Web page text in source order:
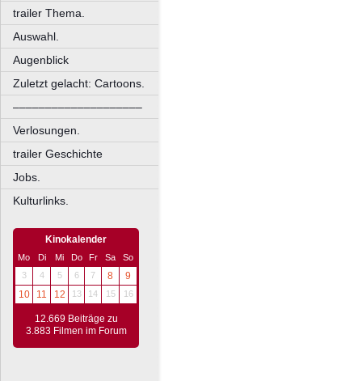
trailer Thema.
Auswahl.
Augenblick
Zuletzt gelacht: Cartoons.
––––––––––––––––––––
Verlosungen.
trailer Geschichte
Jobs.
Kulturlinks.
Kinokalender
Mo Di Mi Do Fr Sa
So
3
4 5 6 7 8
9
10
11 12 13 14 15 16
12.669 Beiträge zu
3.883 Filmen im Forum